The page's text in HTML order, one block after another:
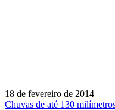
18 de fevereiro de 2014
Chuvas de até 130